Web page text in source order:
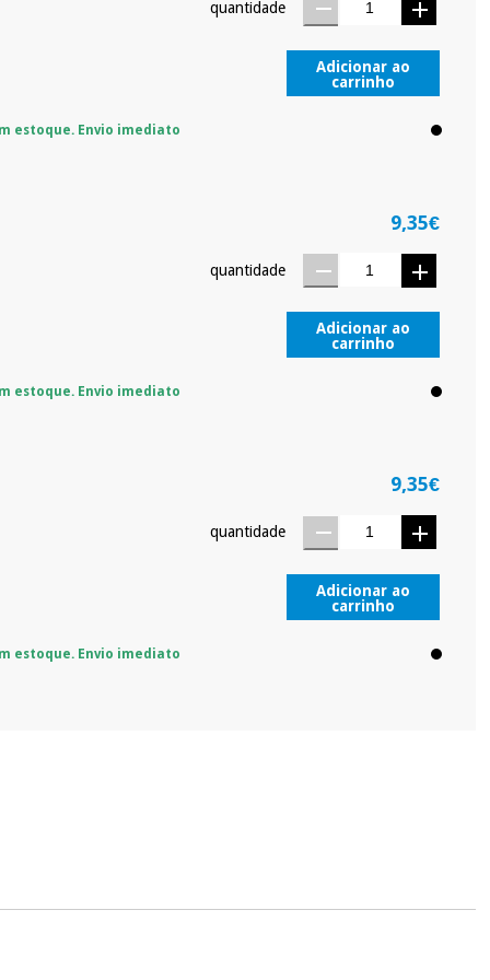
quantidade
Adicionar ao
carrinho
estoque. Envio imediato
9,35€
quantidade
Adicionar ao
carrinho
estoque. Envio imediato
9,35€
quantidade
Adicionar ao
carrinho
estoque. Envio imediato